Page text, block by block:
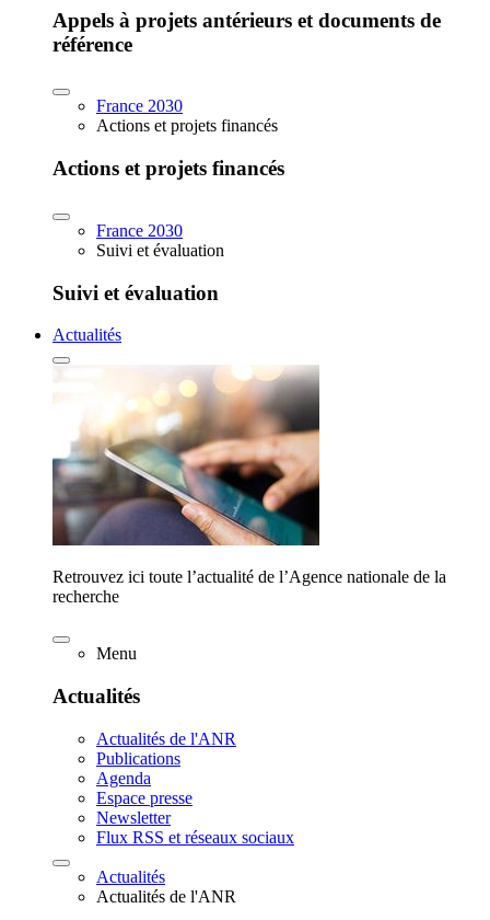
Appels à projets antérieurs et documents de
référence
France 2030
Actions et projets financés
Actions et projets financés
France 2030
Suivi et évaluation
Suivi et évaluation
Actualités
Retrouvez ici toute l’actualité de l’Agence nationale de la
recherche
Menu
Actualités
Actualités de l'ANR
Publications
Agenda
Espace presse
Newsletter
Flux RSS et réseaux sociaux
Actualités
Actualités de l'ANR